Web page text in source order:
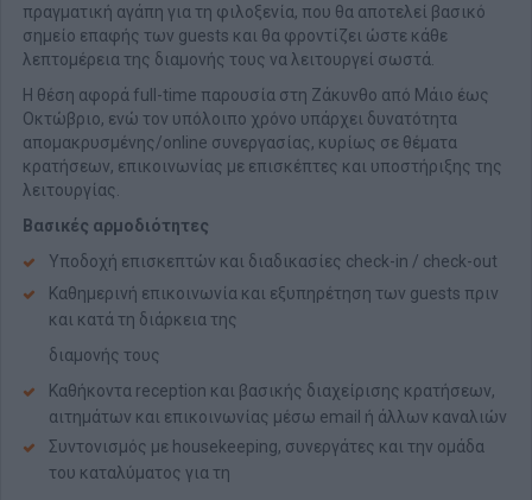
πραγματική αγάπη για τη φιλοξενία, που θα αποτελεί βασικό
σημείο επαφής των guests και θα φροντίζει ώστε κάθε
λεπτομέρεια της διαμονής τους να λειτουργεί σωστά.
Η θέση αφορά full-time παρουσία στη Ζάκυνθο από Μάιο έως
Οκτώβριο, ενώ τον υπόλοιπο χρόνο υπάρχει δυνατότητα
απομακρυσμένης/online συνεργασίας, κυρίως σε θέματα
κρατήσεων, επικοινωνίας με επισκέπτες και υποστήριξης της
λειτουργίας.
Βασικές αρμοδιότητες
Υποδοχή επισκεπτών και διαδικασίες check-in / check-out
Καθημερινή επικοινωνία και εξυπηρέτηση των guests πριν
και κατά τη διάρκεια της
διαμονής τους
Καθήκοντα reception και βασικής διαχείρισης κρατήσεων,
αιτημάτων και επικοινωνίας μέσω email ή άλλων καναλιών
Συντονισμός με housekeeping, συνεργάτες και την ομάδα
του καταλύματος για τη